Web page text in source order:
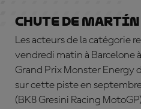
Chute de Martín
Les acteurs de la catégorie
vendredi matin à Barcelone
Grand Prix Monster
sur cette piste en
(BK8 Gresini Racing